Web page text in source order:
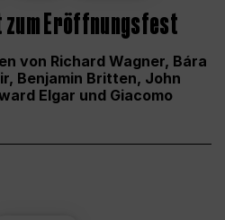
Eröffnungsfest
von Richard Wagner, Bára
Benjamin Britten, John
Elgar und Giacomo